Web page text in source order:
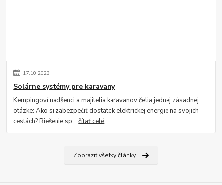
17.10.2023
Solárne systémy pre karavany
Kempingoví nadšenci a majitelia karavanov čelia jednej zásadnej
otázke: Ako si zabezpečiť dostatok elektrickej energie na svojich
cestách? Riešenie sp...čítať celé
Zobraziť všetky články